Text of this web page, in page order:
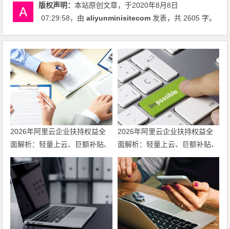
版权声明：本站原创文章，于2020年8月8日
07:29:58，由aliyunminisitecom 发表，共 2605 字。
2026年阿里云企业扶持权益全
面解析：轻量上云、巨额补贴、
专家护航三箭齐发 领代金券
2026年阿里云企业扶持权益全
面解析：轻量上云、巨额补贴、
专家护航三箭齐发